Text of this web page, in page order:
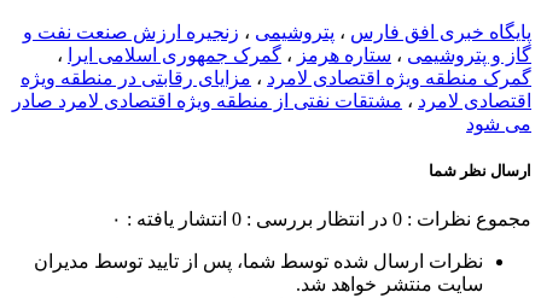
پایگاه خبری افق فارس ، پتروشیمی ، زنجیره ارزش صنعت نفت و
گاز و پتروشیمی ، ستاره هرمز ، گمرک جمهوری اسلامی ایرا
،
گمرک منطقه ویژه اقتصادی لامرد ، مزایای رقابتی در منطقه ویژه
اقتصادی لامرد ، مشتقات نفتی از منطقه ویژه اقتصادی لامرد صادر
می شود
ارسال نظر شما
مجموع نظرات : 0 در انتظار بررسی : 0 انتشار یافته : ۰
نظرات ارسال شده توسط شما، پس از تایید توسط مدیران
سایت منتشر خواهد شد.